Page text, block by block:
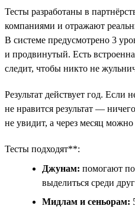
Тесты разработаны в
компаниями и отражают
В системе предусмотрено 3
и продвинутый. Есть
следит, чтобы никто не
Результат действует год. Если
не нравится результат —
не увидит, а через месяц можно
Тесты подходят**:
Джунам: помогают
выделиться среди
Мидлам и сеньорам: